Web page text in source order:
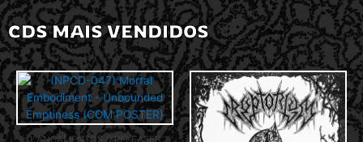
CDS MAIS VENDIDOS
LANÇAMENTOS // RELEASES